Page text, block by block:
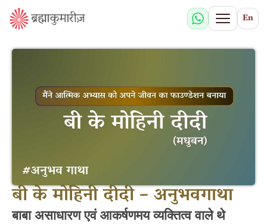
En
बी के मोहिनी दीदी – अनुभवगाथा
बाबा असाधारण एवं आकर्षणमय व्यक्तित्व वाले थे